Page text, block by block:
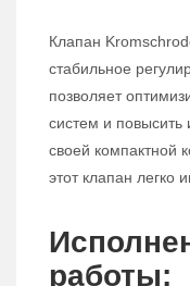
Клапан
стабильное
позволяет
систем и повысить
своей компактной
этот клапан легко
работы: